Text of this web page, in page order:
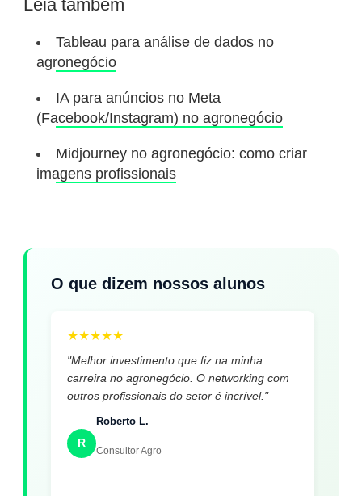
Leia também
Tableau para análise de dados no
agronegócio
IA para anúncios no Meta
(Facebook/Instagram) no agronegócio
Midjourney no agronegócio: como criar
imagens profissionais
O que dizem nossos alunos
★★★★★
"Melhor investimento que fiz na minha
carreira no agronegócio. O networking com
outros profissionais do setor é incrível."
R
Roberto L.
Consultor Agro